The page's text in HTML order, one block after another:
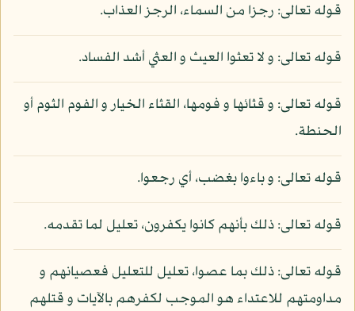
قوله تعالى: رجزا من السماء، الرجز العذاب.
قوله تعالى: و لا تعثوا العيث و العثي أشد الفساد.
قوله تعالى: و قثائها و فومها، القثاء الخيار و الفوم الثوم أو
الحنطة.
قوله تعالى: و باءوا بغضب، أي رجعوا.
قوله تعالى: ذلك بأنهم كانوا يكفرون، تعليل لما تقدمه.
قوله تعالى: ذلك بما عصوا، تعليل للتعليل فعصيانهم و
مداومتهم للاعتداء هو الموجب لكفرهم بالآيات و قتلهم